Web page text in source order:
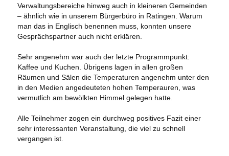
Verwaltungsbereiche hinweg auch in kleineren Gemeinden
– ähnlich wie in unserem Bürgerbüro in Ratingen. Warum
man das in Englisch benennen muss, konnten unsere
Gesprächspartner auch nicht erklären.
Sehr angenehm war auch der letzte Programmpunkt:
Kaffee und Kuchen. Übrigens lagen in allen großen
Räumen und Sälen die Temperaturen angenehm unter den
in den Medien angedeuteten hohen Temperauren, was
vermutlich am bewölkten Himmel gelegen hatte.
Alle Teilnehmer zogen ein durchweg positives Fazit einer
sehr interessanten Veranstaltung, die viel zu schnell
vergangen ist.